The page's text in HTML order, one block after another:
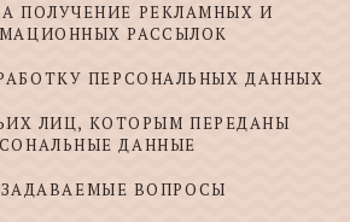
ПОЛУЧЕНИЕ РЕКЛАМНЫХ И
РАССЫЛОК
ПЕРСОНАЛЬНЫХ ДАННЫХ
ЛИЦ, КОТОРЫМ ПЕРЕДАНЫ
ДАННЫЕ
ВОПРОСЫ